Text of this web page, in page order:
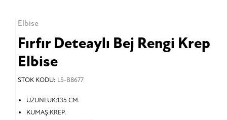
Elbise
Fırfır Deteaylı Bej Rengi Krep
Elbise
STOK KODU: LS-B8677
UZUNLUK:135 CM.
KUMAŞ:KREP.